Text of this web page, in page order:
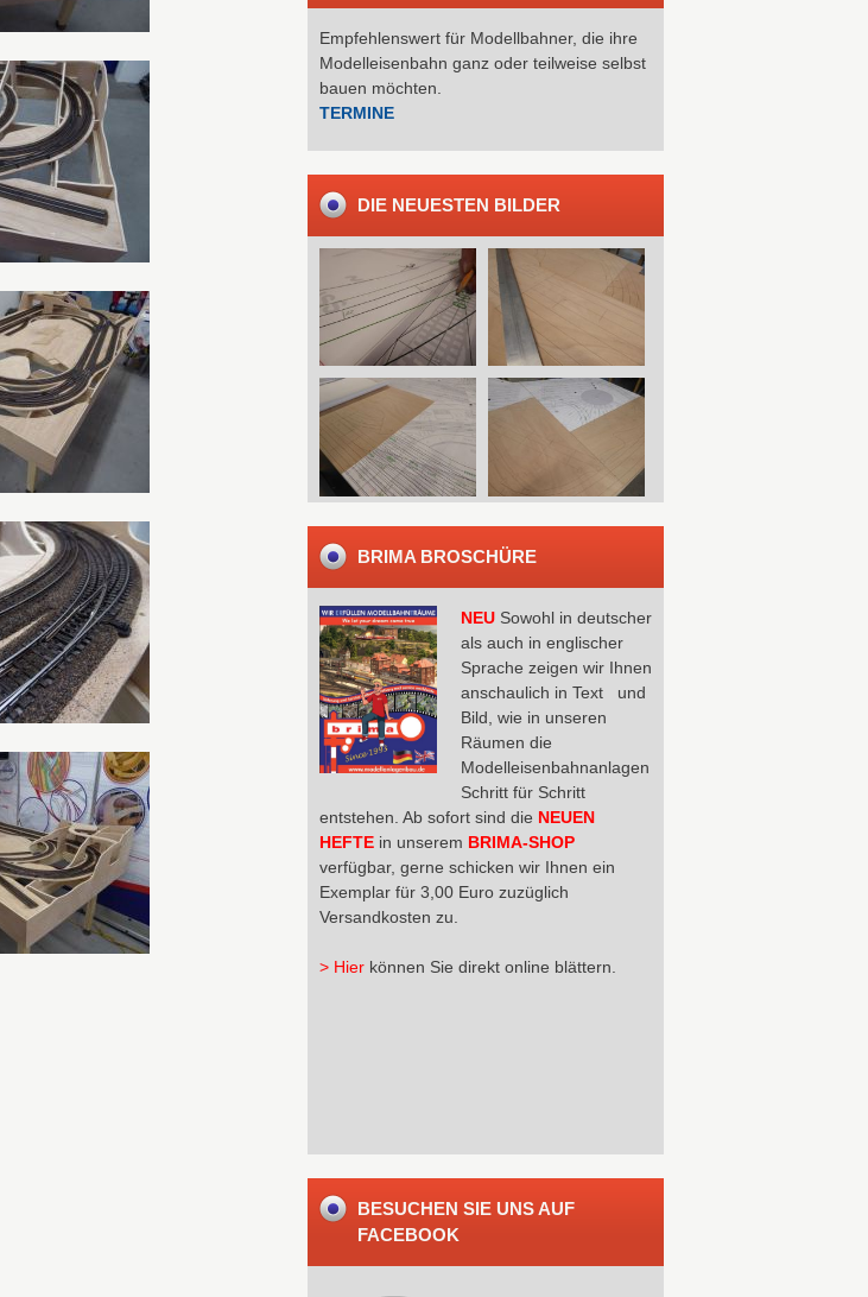
Empfehlenswert für Modellbahner, die ihre
Modelleisenbahn ganz oder teilweise selbst
bauen möchten.
TERMINE
DIE NEUESTEN BILDER
BRIMA BROSCHÜRE
NEU Sowohl in deutscher
als auch in englischer
Sprache zeigen wir Ihnen
anschaulich in Text und
Bild, wie in unseren
Räumen die
Modelleisenbahnanlagen
Schritt für Schritt
entstehen. Ab sofort sind die NEUEN
HEFTE in unserem BRIMA-SHOP
verfügbar, gerne schicken wir Ihnen ein
Exemplar für 3,00 Euro zuzüglich
Versandkosten zu.
> Hier können Sie direkt online blättern.
BESUCHEN SIE UNS AUF
FACEBOOK